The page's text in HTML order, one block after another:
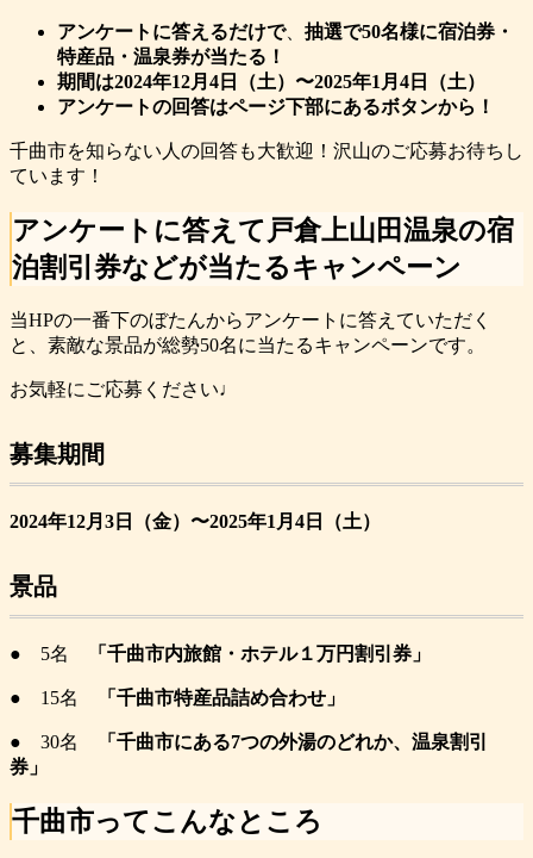
アンケートに答えるだけで、 抽選で50名様に宿泊券・
特産品・温泉券が当たる！
期間は2024年12月4日（土）〜2025年1月4日（土）
アンケートの回答はページ下部にあるボタンから！
千曲市を知らない人の回答も大歓迎！沢山のご応募お待ちし
ています！
アンケートに答えて戸倉上山田温泉の宿
泊割引券などが当たるキャンペーン
当HPの一番下のぼたんからアンケートに答えていただく
と、素敵な景品が総勢50名に当たるキャンペーンです。
お気軽にご応募ください♩
募集期間
2024年12月3日（金）〜2025年1月4日（土）
景品
● 5名 「千曲市内旅館・ホテル１万円割引券」
● 15名 「千曲市特産品詰め合わせ」
● 30名
「千曲市にある7つの外湯のどれか、温泉割引
券」
千曲市ってこんなところ